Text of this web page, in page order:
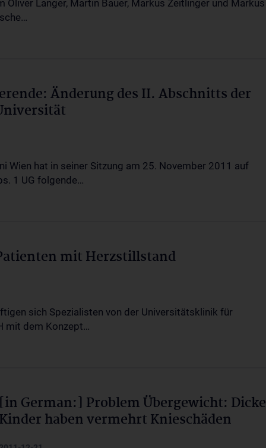
Oliver Langer, Martin Bauer, Markus Zeitlinger und Markus
Änderung des II. Abschnitts der
Wien hat in seiner Sitzung am 25. November 2011 auf
1 UG folgende…
mit Herzstillstand
sich Spezialisten von der Universitätsklinik für
mit dem Konzept…
[in German:] Problem Übergewicht: Dicke
Kinder haben vermehrt Knieschäden